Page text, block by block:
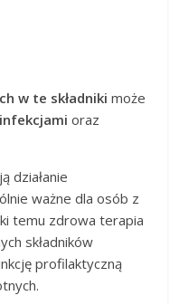
w te składniki może
infekcjami oraz
działanie
ważne dla osób z
temu zdrowa terapia
składników
profilaktyczną